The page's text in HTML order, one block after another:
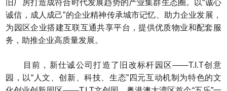
旧厂房打造成符合时代发展趋势的产业集群生态圈。以“诚心
诚信，成人成己”的企业精神传承城市记忆、助力企业发展，
为园区企业搭建互联互通共享平台，提供优质物业和配套服
务，助推企业高质量发展。
目前，新仕诚公司打造了旧改标杆园区——T.I.T创意
园，以“人文、创新、科技、生态”四元互动机制为特色的文